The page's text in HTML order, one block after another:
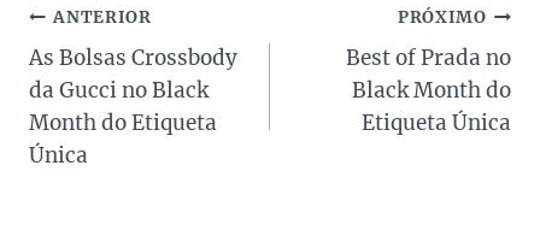
Navegação
de
Post
ANTERIOR
As Bolsas Crossbody
da Gucci no Black
Month do Etiqueta
Única
PRÓXIMO
Best of Prada no
Black Month do
Etiqueta Única